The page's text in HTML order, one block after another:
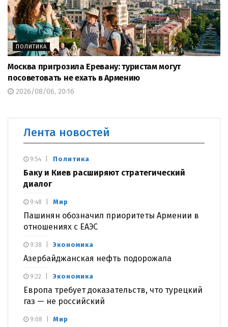
ПОЛИТИКА
Москва пригрозила Еревану: туристам могут
посоветовать не ехать в Армению
2026/08/06, 20:16
Лента новостей
Политика
Баку и Киев расширяют стратегический
диалог
9:54
Мир
Пашинян обозначил приоритеты Армении в
отношениях с ЕАЭС
9:48
Экономика
Азербайджанская нефть подорожала
9:38
Экономика
Европа требует доказательств, что турецкий
газ — не российский
9:22
Мир
9:08